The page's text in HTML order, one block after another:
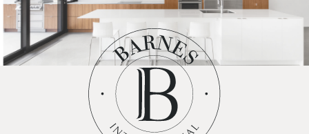
(514) 572-1213
ÊTRE CONTACTÉ(E)